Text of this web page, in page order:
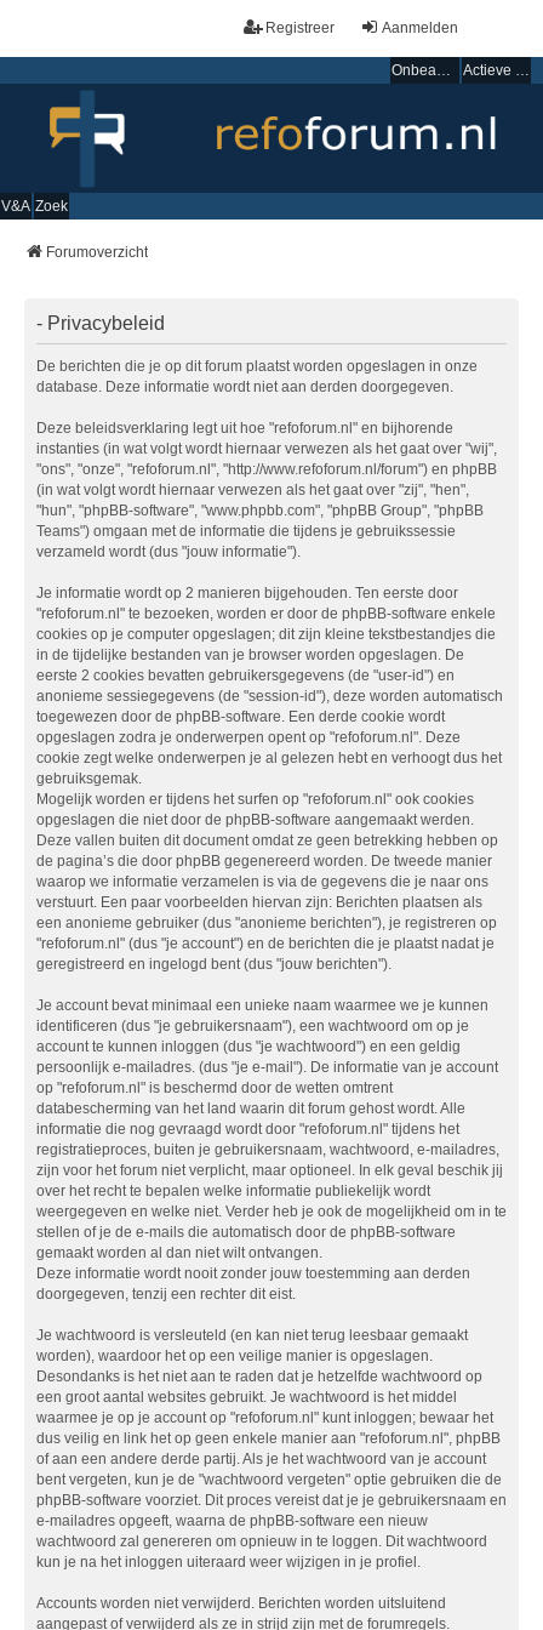
Aanmelden
Registreer
Onbeantwoorde onderwerpen Actieve onderwerpen
V&A Zoek
Forumoverzicht
- Privacybeleid
De berichten die je op dit forum plaatst worden opgeslagen in onze
database. Deze informatie wordt niet aan derden doorgegeven.
Deze beleidsverklaring legt uit hoe "refoforum.nl" en bijhorende
instanties (in wat volgt wordt hiernaar verwezen als het gaat over "wij",
"ons", "onze", "refoforum.nl", "http://www.refoforum.nl/forum") en phpBB
(in wat volgt wordt hiernaar verwezen als het gaat over "zij", "hen",
"hun", "phpBB-software", "www.phpbb.com", "phpBB Group", "phpBB
Teams") omgaan met de informatie die tijdens je gebruikssessie
verzameld wordt (dus "jouw informatie").
Je informatie wordt op 2 manieren bijgehouden. Ten eerste door
"refoforum.nl" te bezoeken, worden er door de phpBB-software enkele
cookies op je computer opgeslagen; dit zijn kleine tekstbestandjes die
in de tijdelijke bestanden van je browser worden opgeslagen. De
eerste 2 cookies bevatten gebruikersgegevens (de "user-id") en
anonieme sessiegegevens (de "session-id"), deze worden automatisch
toegewezen door de phpBB-software. Een derde cookie wordt
opgeslagen zodra je onderwerpen opent op "refoforum.nl". Deze
cookie zegt welke onderwerpen je al gelezen hebt en verhoogt dus het
gebruiksgemak.
Mogelijk worden er tijdens het surfen op "refoforum.nl" ook cookies
opgeslagen die niet door de phpBB-software aangemaakt werden.
Deze vallen buiten dit document omdat ze geen betrekking hebben op
de pagina’s die door phpBB gegenereerd worden. De tweede manier
waarop we informatie verzamelen is via de gegevens die je naar ons
verstuurt. Een paar voorbeelden hiervan zijn: Berichten plaatsen als
een anonieme gebruiker (dus "anonieme berichten"), je registreren op
"refoforum.nl" (dus "je account") en de berichten die je plaatst nadat je
geregistreerd en ingelogd bent (dus "jouw berichten").
Je account bevat minimaal een unieke naam waarmee we je kunnen
identificeren (dus "je gebruikersnaam"), een wachtwoord om op je
account te kunnen inloggen (dus "je wachtwoord") en een geldig
persoonlijk e-mailadres. (dus "je e-mail"). De informatie van je account
op "refoforum.nl" is beschermd door de wetten omtrent
databescherming van het land waarin dit forum gehost wordt. Alle
informatie die nog gevraagd wordt door "refoforum.nl" tijdens het
registratieproces, buiten je gebruikersnaam, wachtwoord, e-mailadres,
zijn voor het forum niet verplicht, maar optioneel. In elk geval beschik jij
over het recht te bepalen welke informatie publiekelijk wordt
weergegeven en welke niet. Verder heb je ook de mogelijkheid om in te
stellen of je de e-mails die automatisch door de phpBB-software
gemaakt worden al dan niet wilt ontvangen.
Deze informatie wordt nooit zonder jouw toestemming aan derden
doorgegeven, tenzij een rechter dit eist.
Je wachtwoord is versleuteld (en kan niet terug leesbaar gemaakt
worden), waardoor het op een veilige manier is opgeslagen.
Desondanks is het niet aan te raden dat je hetzelfde wachtwoord op
een groot aantal websites gebruikt. Je wachtwoord is het middel
waarmee je op je account op "refoforum.nl" kunt inloggen; bewaar het
dus veilig en link het op geen enkele manier aan "refoforum.nl", phpBB
of aan een andere derde partij. Als je het wachtwoord van je account
bent vergeten, kun je de "wachtwoord vergeten" optie gebruiken die de
phpBB-software voorziet. Dit proces vereist dat je je gebruikersnaam en
e-mailadres opgeeft, waarna de phpBB-software een nieuw
wachtwoord zal genereren om opnieuw in te loggen. Dit wachtwoord
kun je na het inloggen uiteraard weer wijzigen in je profiel.
Accounts worden niet verwijderd. Berichten worden uitsluitend
aangepast of verwijderd als ze in strijd zijn met de forumregels.